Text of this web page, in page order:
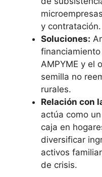
y contratación.
Soluciones:
AMPYME y el
semilla no
rurales.
Relación con
actúa como
caja en
diversificar
activos
de crisis.